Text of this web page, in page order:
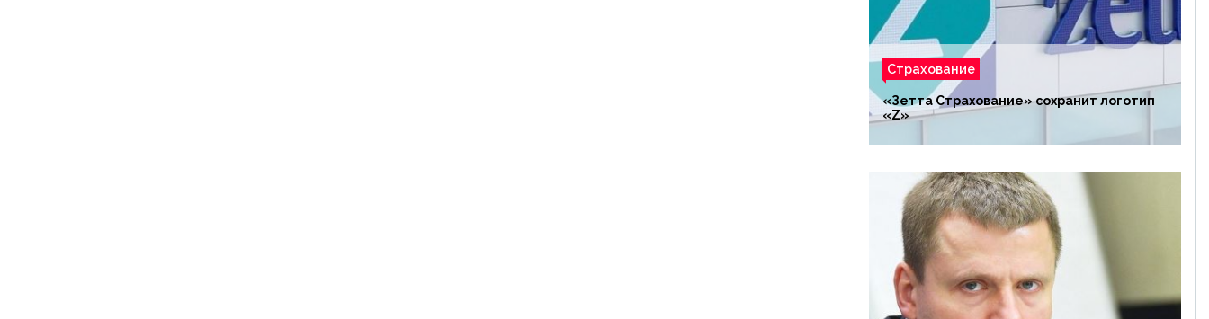
Страхование
«Зетта Страхование» сохранит логотип
«Z»